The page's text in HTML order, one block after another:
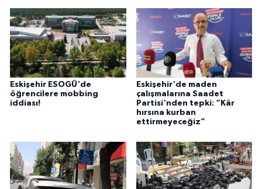
Eskişehir ESOGÜ'de
öğrencilere mobbing
iddiası!
Eskişehir'de maden
çalışmalarına Saadet
Partisi'nden tepki: “Kâr
hırsına kurban
ettirmeyeceğiz”